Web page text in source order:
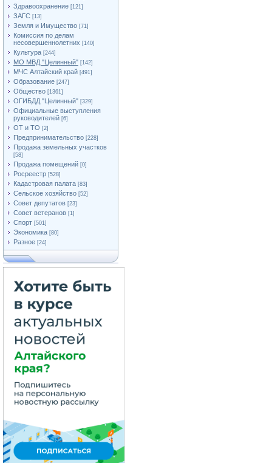
Здравоохранение [121]
ЗАГС [13]
Земля и Имущество [71]
Комиссия по делам
несовершеннолетних [140]
Культура [244]
МО МВД "Целинный" [142]
МЧС Алтайский край [491]
Образование [247]
Общество [1361]
ОГИБДД "Целинный" [329]
Официальные выступления
руководителей [6]
ОТ и ТО [2]
Предпринимательство [228]
Продажа земельных участков
[58]
Продажа помещений [0]
Росреестр [528]
Кадастровая палата [83]
Сельское хозяйство [52]
Совет депутатов [23]
Совет ветеранов [1]
Спорт [501]
Экономика [80]
Разное [24]